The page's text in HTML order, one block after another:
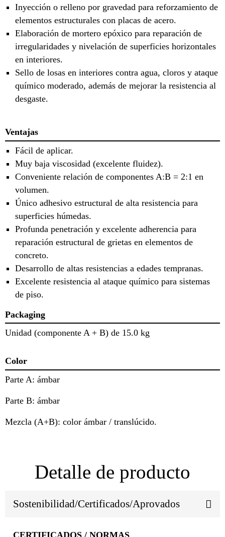
Inyección o relleno por gravedad para reforzamiento de
elementos estructurales con placas de acero.
Elaboración de mortero epóxico para reparación de
irregularidades y nivelación de superficies horizontales
en interiores.
Sello de losas en interiores contra agua, cloros y ataque
químico moderado, además de mejorar la resistencia al
desgaste.
Ventajas
Fácil de aplicar.
Muy baja viscosidad (excelente fluidez).
Conveniente relación de componentes A:B = 2:1 en
volumen.
Único adhesivo estructural de alta resistencia para
superficies húmedas.
Profunda penetración y excelente adherencia para
reparación estructural de grietas en elementos de
concreto.
Desarrollo de altas resistencias a edades tempranas.
Excelente resistencia al ataque químico para sistemas
de piso.
Packaging
Unidad (componente A + B) de 15.0 kg
Color
Parte A: ámbar
Parte B: ámbar
Mezcla (A+B): color ámbar / translúcido.
Detalle de producto
Sostenibilidad/Certificados/Aprovados